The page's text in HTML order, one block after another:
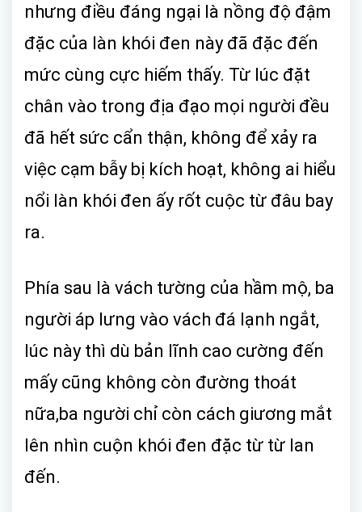
nhưng điều đáng ngại là nồng độ đậm
đặc của làn khói đen này đã đặc đến
mức cùng cực hiếm thấy. Từ lúc đặt
chân vào trong địa đạo mọi người đều
đã hết sức cẩn thận, không để xảy ra
việc cạm bẫy bị kích hoạt, không ai hiểu
nổi làn khói đen ấy rốt cuộc từ đâu bay
ra.
Phía sau là vách tường của hầm mộ, ba
người áp lưng vào vách đá lạnh ngắt,
lúc này thì dù bản lĩnh cao cường đến
mấy cũng không còn đường thoát
nữa,ba người chỉ còn cách giương mắt
lên nhìn cuộn khói đen đặc từ từ lan
đến.